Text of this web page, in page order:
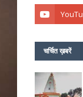
चर्चित ख़बरें